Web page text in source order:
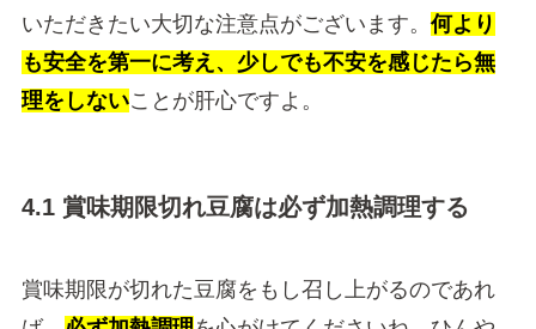
いただきたい大切な注意点がございます。 何より
も安全を第一に考え、少しでも不安を感じたら無
理をしないことが肝心ですよ。
4.1 賞味期限切れ豆腐は必ず加熱調理する
賞味期限が切れた豆腐をもし召し上がるのであれ